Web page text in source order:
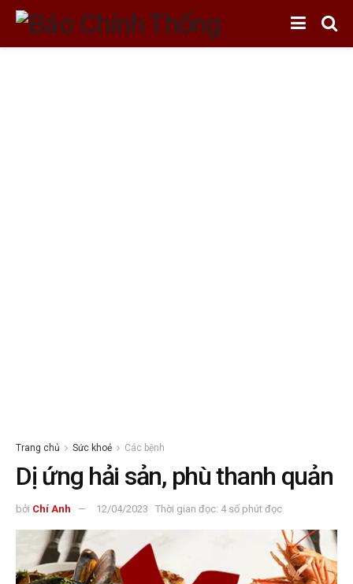
Trang chủ Sức khoẻ Các bệnh
Dị ứng hải sản, phù thanh quản
bởi Chí Anh 12/04/2023 Thời gian đọc: 4 số phút đọc